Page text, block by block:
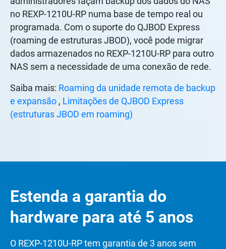
no REXP-1210U-RP numa base de tempo real ou
programada. Com o suporte do QJBOD Express
(roaming de estruturas JBOD), você pode migrar
dados armazenados no REXP-1210U-RP para outro
NAS sem a necessidade de uma conexão de rede.
Saiba mais: Roaming da unidade remota de backup
e expansão , Limitações de QJBOD Express
(estruturas JBOD em roaming)
Estenda a garantia do
hardware para até 5 anos
O REXP-1210U-RP tem garantia de 3 anos sem